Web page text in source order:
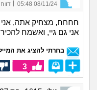
08/11/24 05:48
חחחח, מצחיק אתה, אני
אני גם גיי, ואשמח
בחרתי להציג את
3